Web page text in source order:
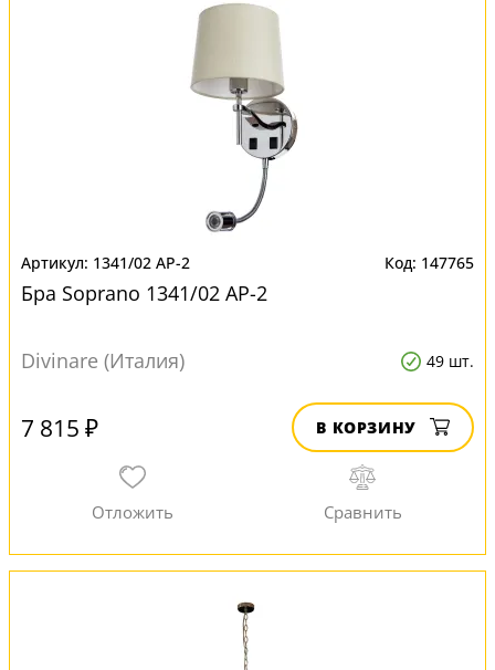
1341/02 AP-2 147765
Бра Soprano 1341/02 AP-2
Divinare (Италия) 49 шт.
7 815 ₽ В КОРЗИНУ